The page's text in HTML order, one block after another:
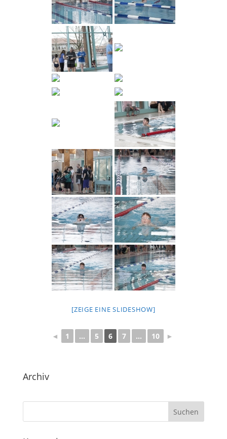
[ZEIGE EINE SLIDESHOW]
◄ 1 ... 5 6 7 ... 10 ►
Archiv